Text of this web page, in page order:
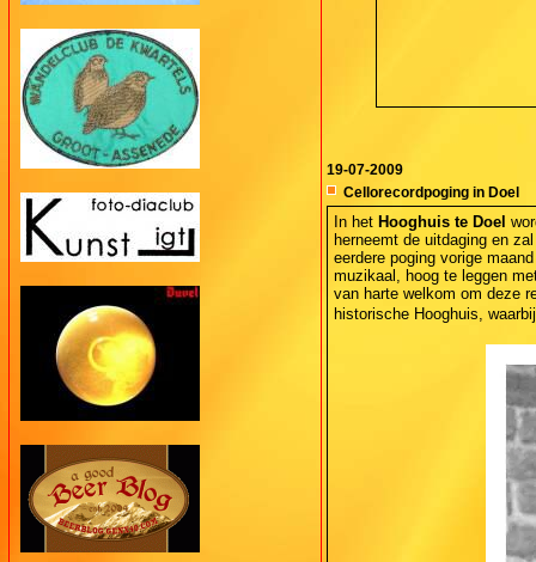
19-07-2009
Cellorecordpoging in Doel
In het Hooghuis te Doel
herneemt de uitdaging en
eerdere poging vorige
muzikaal, hoog te leggen
van harte welkom om deze
historische Hooghuis,